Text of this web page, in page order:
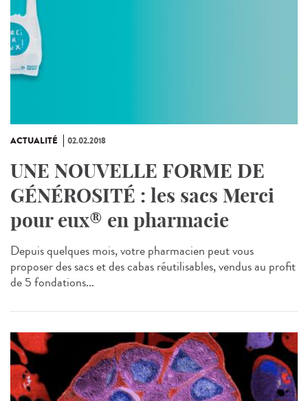
ACTUALITÉ 02.02.2018
UNE NOUVELLE FORME DE
GÉNÉROSITÉ : les sacs Merci
pour eux® en pharmacie
Depuis quelques mois, votre pharmacien peut vous
proposer des sacs et des cabas réutilisables, vendus au profit
de 5 fondations...